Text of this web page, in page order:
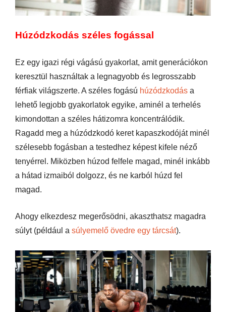
Húzódzkodás széles fogással
Ez egy igazi régi vágású gyakorlat, amit generációkon
keresztül használtak a legnagyobb és legrosszabb
férfiak világszerte. A széles fogású húzódzkodás a
lehető legjobb gyakorlatok egyike, aminél a terhelés
kimondottan a széles hátizomra koncentrálódik.
Ragadd meg a húzódzkodó keret kapaszkodóját minél
szélesebb fogásban a testedhez képest kifele néző
tenyérrel. Miközben húzod felfele magad, minél inkább
a hátad izmaiból dolgozz, és ne karból húzd fel
magad.
Ahogy elkezdesz megerősödni, akaszthatsz magadra
súlyt (például a súlyemelő övedre egy tárcsát).